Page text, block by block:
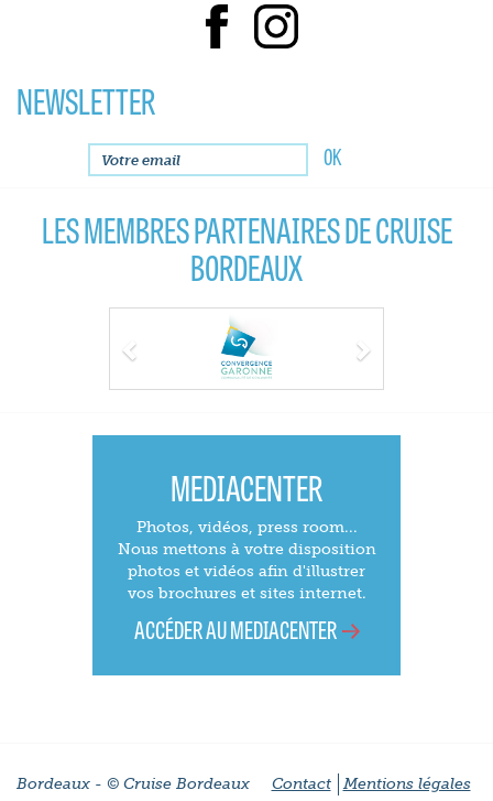
NEWSLETTER
LES MEMBRES PARTENAIRES DE CRUISE
BORDEAUX
MEDIACENTER
Photos, vidéos, press room...
Nous mettons à votre disposition
photos et vidéos afin d'illustrer
vos brochures et sites internet.
ACCÉDER AU MEDIACENTER
Bordeaux - © Cruise Bordeaux Contact Mentions légales